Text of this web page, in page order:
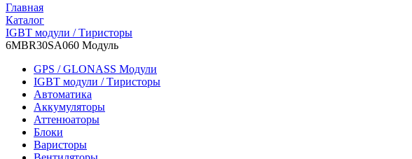
Главная
Каталог
IGBT модули / Тиристоры
6MBR30SA060 Модуль
GPS / GLONASS Модули
IGBT модули / Тиристоры
Автоматика
Аккумуляторы
Аттенюаторы
Блоки
Варисторы